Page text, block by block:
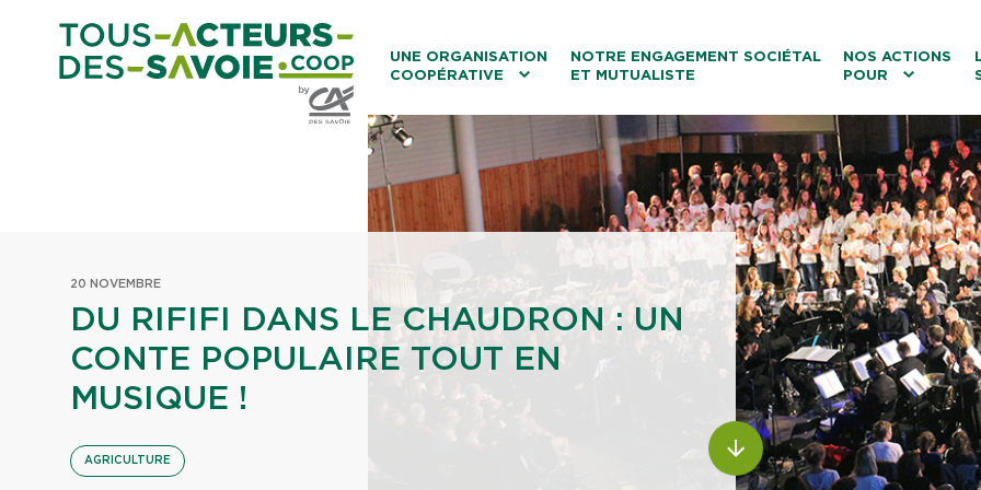
UNE ORGANISATION
COOPÉRATIVE
Caisses Locales
NOTRE ENGAGEMENT SOCIÉTAL
ET MUTUALISTE
NOS ACTIONS
POUR
Le tourisme
Les transitions
La biodiversité
Les associations
20 NOVEMBRE
DU RIFIFI DANS LE CHAUDRON : UN
CONTE POPULAIRE TOUT EN
MUSIQUE !
AGRICULTURE